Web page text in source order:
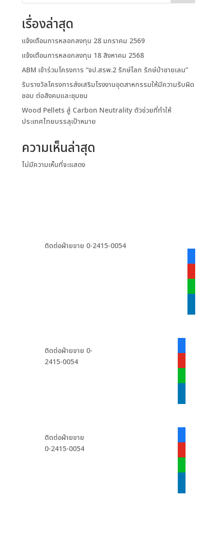
เรื่องล่าสุด
แจ้งเตือนการหลอกลงทุน 28 มกราคม 2569
แจ้งเตือนการหลอกลงทุน 18 สิงหาคม 2568
ABM เข้าร่วมโครงการ “จป.สรพ.2 รักษ์โลก รักษ์ป่าชายเลน”
รับรางวัลโครงการส่งเสริมโรงงานอุตสาหกรรมให้มีความรับผิด
ชอบ ต่อสังคมและชุมชน
Wood Pellets สู่ Carbon Neutrality ตัวช่วยที่ทำให้
ประเทศไทยบรรลุเป้าหมาย
ความเห็นล่าสุด
ไม่มีความเห็นที่จะแสดง
ติดต่อฝ่ายขาย 0-2415-0054
ติดต่อฝ่ายขาย 0-
2415-0054
ติดต่อฝ่ายขาย
0-2415-0054